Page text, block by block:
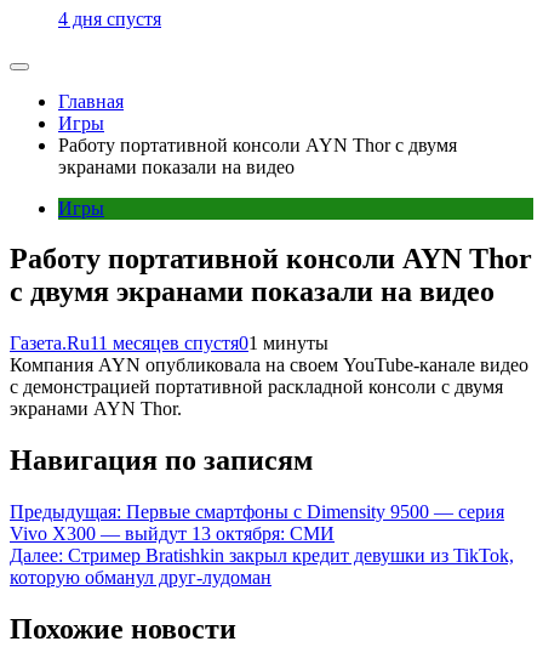
4 дня спустя
Главная
Игры
Работу портативной консоли AYN Thor с двумя
экранами показали на видео
Игры
Работу портативной консоли AYN Thor
с двумя экранами показали на видео
Газета.Ru11 месяцев спустя01 минуты
Компания AYN опубликовала на своем YouTube-канале видео
с демонстрацией портативной раскладной консоли с двумя
экранами AYN Thor.
Навигация по записям
Предыдущая: Первые смартфоны с Dimensity 9500 — серия
Vivo X300 — выйдут 13 октября: СМИ
Далее: Стример Bratishkin закрыл кредит девушки из TikTok,
которую обманул друг-лудоман
Похожие новости